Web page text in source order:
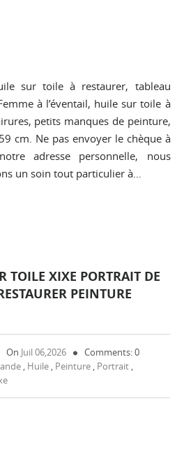
sur toile à restaurer, tableau
à l’éventail, huile sur toile à
petits manques de peinture,
cm. Ne pas envoyer le chèque à
adresse personnelle, nous
un soin tout particulier à…
TOILE XIXE PORTRAIT DE
PEINTURE
On Juil 06,2026
Comments: 0
, Huile , Peinture , Portrait ,